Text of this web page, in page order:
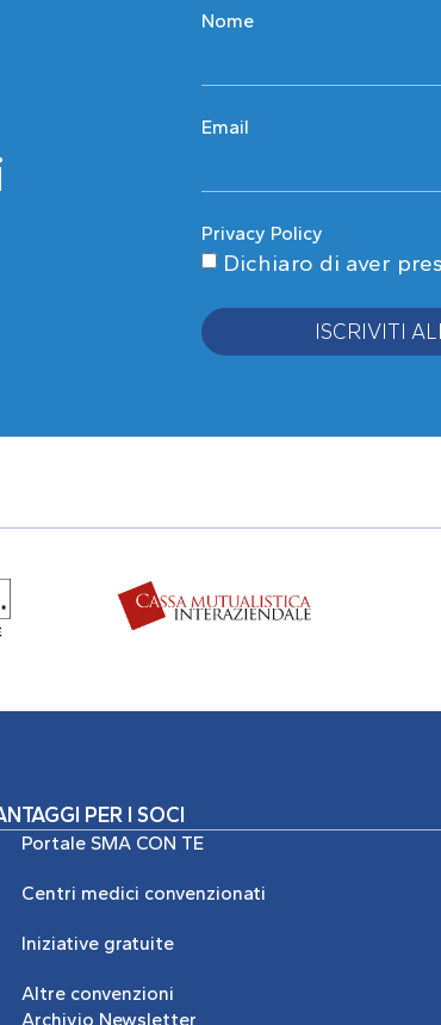
Nome
Email
Privacy Policy
Dichiaro di aver
ISCRIVITI
PER I SOCI
Portale SMA CON TE
Centri medici convenzionati
Iniziative gratuite
Altre convenzioni
Archivio Newsletter